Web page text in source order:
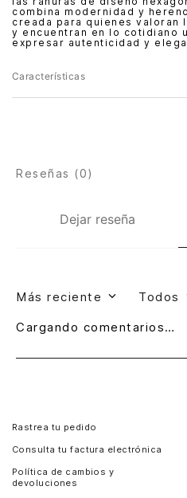
combina modernidad y
creada para quienes valoran
y encuentran en lo cotidiano
expresar autenticidad y
Características
Dejar reseña
Reseñas (0)
Más reciente Todos
Cargando comentarios…
Rastrea tu pedido
Consulta tu factura electrónica
Política de cambios y
devoluciones